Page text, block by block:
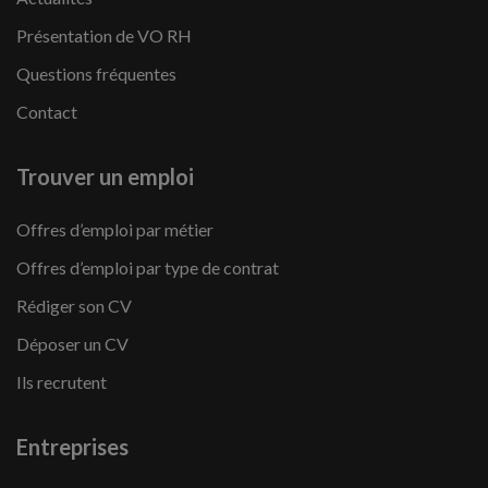
Présentation de VO RH
Questions fréquentes
Contact
Trouver un emploi
Offres d’emploi par métier
Offres d’emploi par type de contrat
Rédiger son CV
Déposer un CV
Ils recrutent
Entreprises